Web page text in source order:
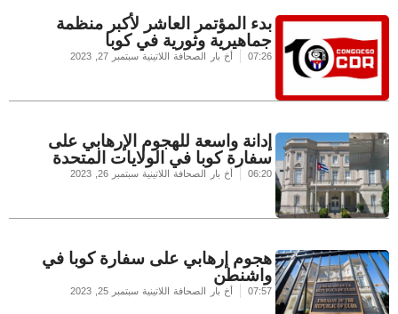
بدء المؤتمر العاشر لأكبر منظمة
جماهيرية وثورية في كوبا
07:26 أخ بار الصحافة اللاتينية سبتمبر 27, 2023
إدانة واسعة للهجوم الإرهابي على
سفارة كوبا في الولايات المتحدة
06:20 أخ بار الصحافة اللاتينية سبتمبر 26, 2023
هجوم إرهابي على سفارة كوبا في
واشنطن
07:57 أخ بار الصحافة اللاتينية سبتمبر 25, 2023